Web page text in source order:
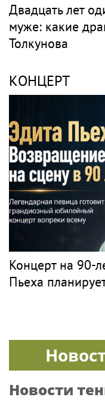
Двадцать лет
муже: какие
Толкунова
КОНЦЕРТ
Концерт на 90-
Пьеха
Новости